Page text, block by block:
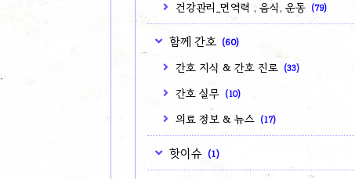
건강관리_면역력 , 음식, 운동 (79)
함께 간호 (60)
간호 지식 & 간호 진로 (33)
간호 실무 (10)
의료 정보 & 뉴스 (17)
핫이슈 (1)